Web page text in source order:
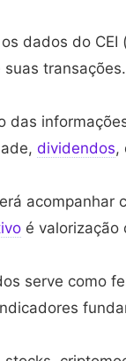
dados do CEI
transações.
das
dividendos,
é valorização
serve como